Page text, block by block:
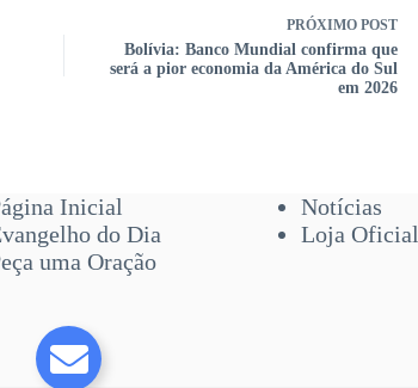
PRÓXIMO POST
Bolívia: Banco Mundial confirma que
será a pior economia da América do Sul
em 2026
Inicial
do Dia
uma Oração
Notícias
Loja Oficial